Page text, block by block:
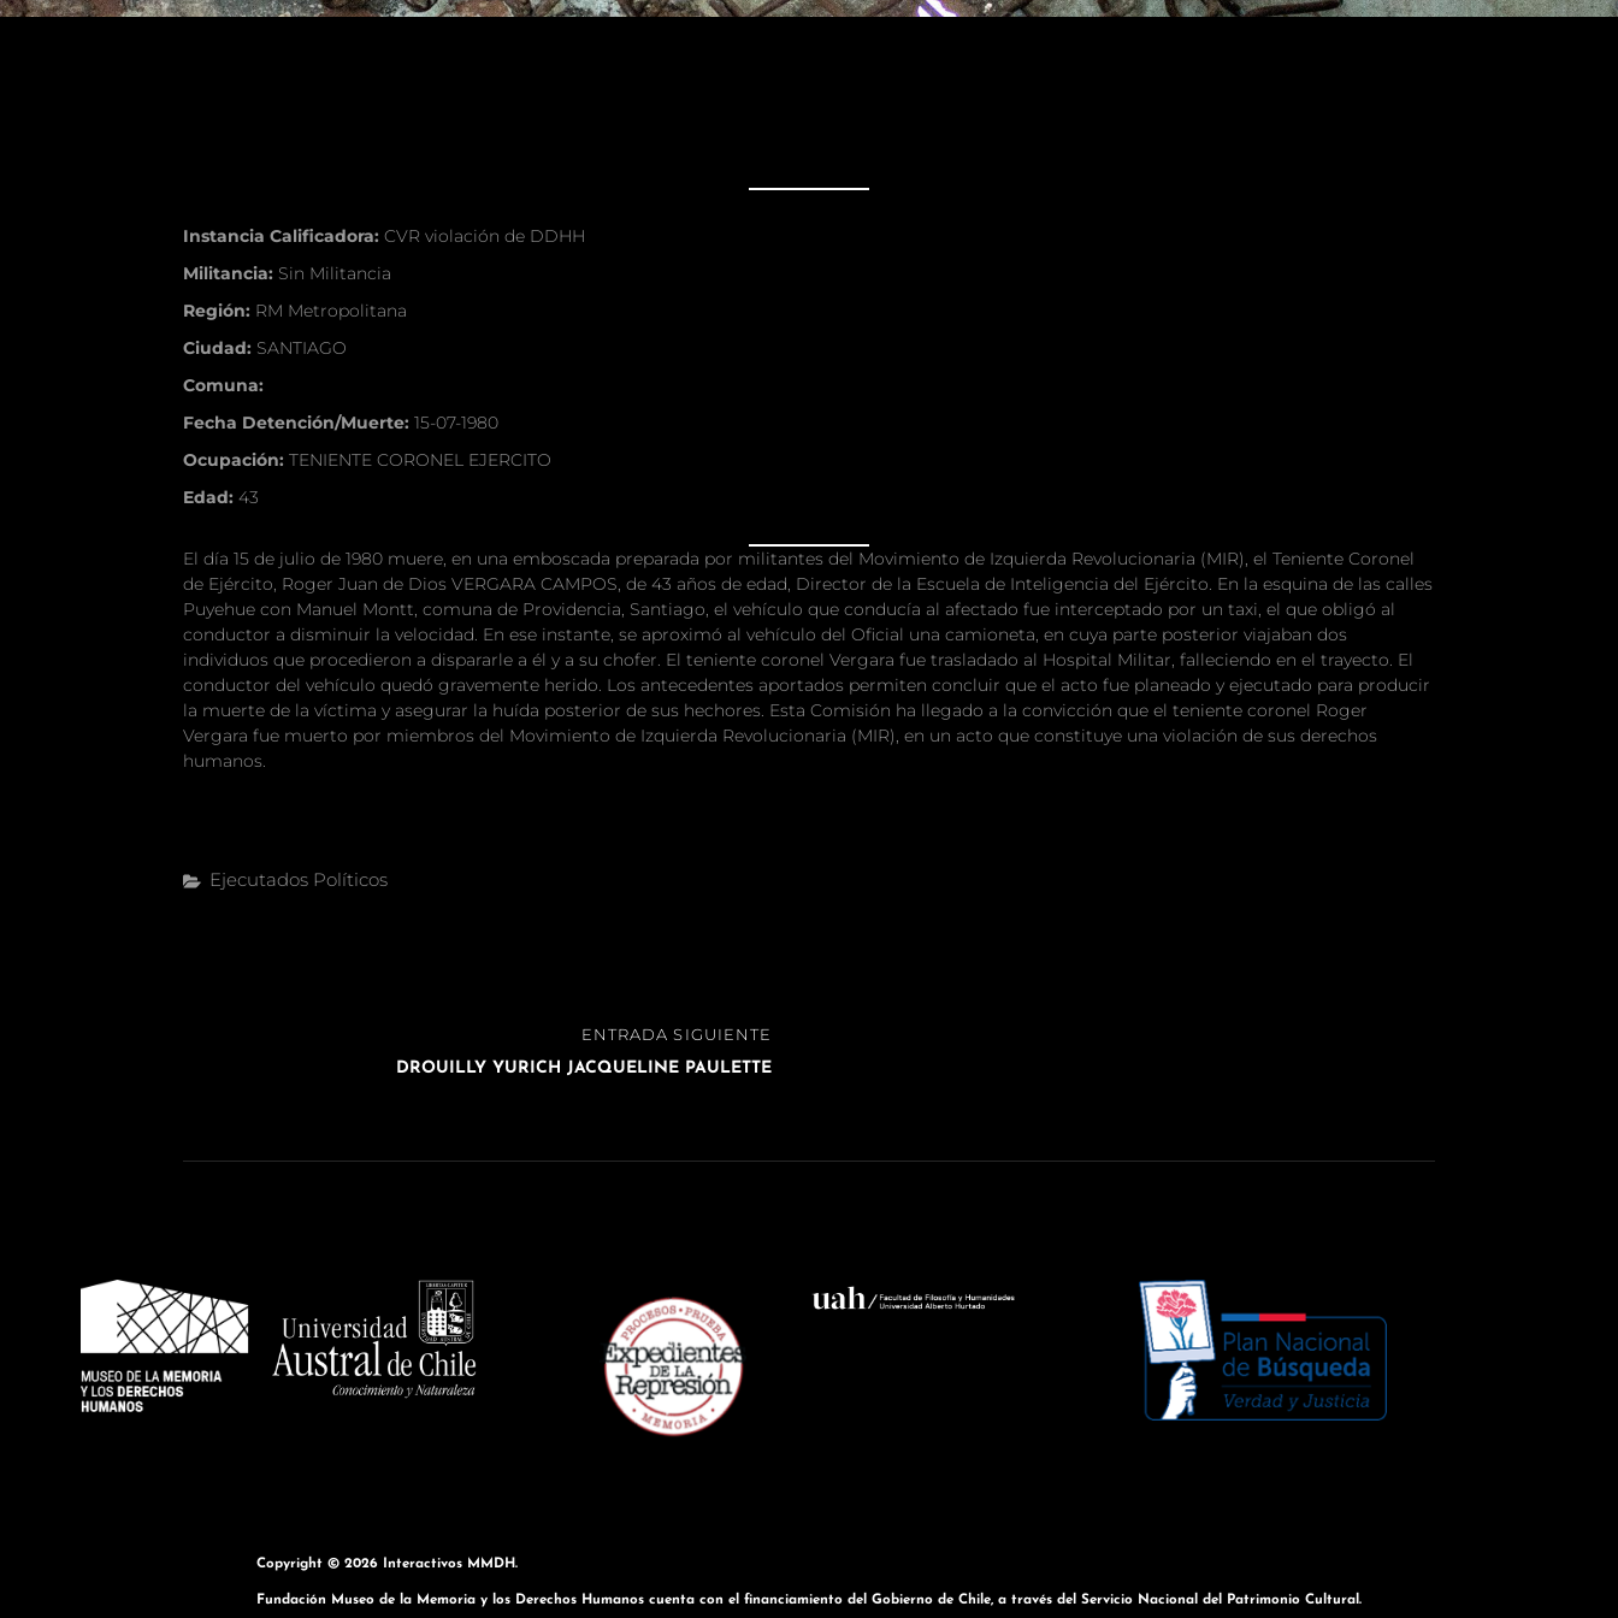
Instancia Calificadora: CVR violación de DDHH
Militancia: Sin Militancia
Región: RM Metropolitana
Ciudad: SANTIAGO
Comuna:
Fecha Detención/Muerte: 15-07-1980
Ocupación: TENIENTE CORONEL EJERCITO
Edad: 43
El día 15 de julio de 1980 muere, en una emboscada preparada por militantes del Movimiento de Izquierda Revolucionaria (MIR), el Teniente Coronel
de Ejército, Roger Juan de Dios VERGARA CAMPOS, de 43 años de edad, Director de la Escuela de Inteligencia del Ejército. En la esquina de las calles
Puyehue con Manuel Montt, comuna de Providencia, Santiago, el vehículo que conducía al afectado fue interceptado por un taxi, el que obligó al
conductor a disminuir la velocidad. En ese instante, se aproximó al vehículo del Oficial una camioneta, en cuya parte posterior viajaban dos
individuos que procedieron a dispararle a él y a su chofer. El teniente coronel Vergara fue trasladado al Hospital Militar, falleciendo en el trayecto. El
conductor del vehículo quedó gravemente herido. Los antecedentes aportados permiten concluir que el acto fue planeado y ejecutado para producir
la muerte de la víctima y asegurar la huída posterior de sus hechores. Esta Comisión ha llegado a la convicción que el teniente coronel Roger
Vergara fue muerto por miembros del Movimiento de Izquierda Revolucionaria (MIR), en un acto que constituye una violación de sus derechos
humanos.
Categorías
Ejecutados Políticos
ENTRADA SIGUIENTE
DROUILLY YURICH JACQUELINE PAULETTE
Copyright © 2026 Interactivos MMDH.
Fundación Museo de la Memoria y los Derechos Humanos cuenta con el financiamiento del Gobierno de Chile, a través del Servicio Nacional del Patrimonio Cultural.